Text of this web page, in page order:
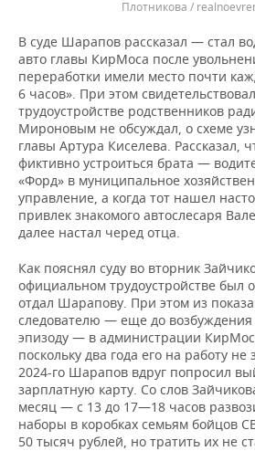
Плотникова /
В суде Шарапов рассказал — стал
авто главы КирМоса после
переработки имели место почти
6 часов». При этом
трудоустройстве родственников
Мироновым не обсуждал, о схеме
главы Артура Киселева. Рассказал,
фиктивно устроиться брата —
«Форд» в муниципальное
управление, а когда тот нашел
привлек знакомого автослесаря
далее настал черед отца.
Как пояснял суду во вторник
официальном трудоустройстве был
отдал Шарапову. При этом из
следователю — еще до возбуждения
эпизоду — в администрации
поскольку два года его на работу
2024-го Шарапов вдруг попросил
зарплатную карту. Со слов
месяц — с 13 до 17—18 часов
наборы в коробках семьям бойцов
50 тысяч рублей, но тратить их не